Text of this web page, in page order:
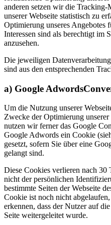
anderen setzen wir die
unserer Webseite statistisch zu
Optimierung unseres Angebotes
Interessen sind als berechtigt im
anzusehen.
Die jeweiligen
sind aus den entsprechenden
a) Google
Um die Nutzung unserer
Zwecke der Optimierung
nutzen wir ferner das Google
Google Adwords ein Cookie
gesetzt, sofern Sie über eine
gelangt sind.
Diese Cookies verlieren nach
nicht der persönlichen
bestimmte Seiten der Webseite
Cookie ist noch nicht
erkennen, dass der Nutzer auf
Seite weitergeleitet wurde.